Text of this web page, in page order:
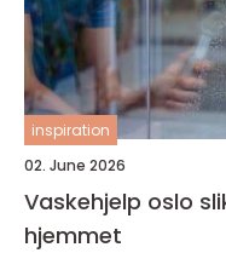
inspiration
02. June 2026
Vaskehjelp oslo slik finner du riktig hjelp til
hjemmet